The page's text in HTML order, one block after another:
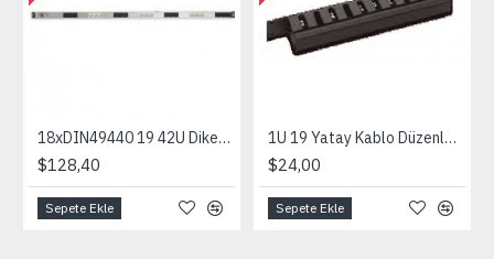
18xDIN49440 19 42U Dikey PRIZ C/W Çift Sigortalı Kablosuz
$128,40
Sepete Ekle
1U 19 Yatay Kablo Düzenleyici Kızaklı Gecmeli sökülebilir ön kapakl
$24,00
Sepete Ekle